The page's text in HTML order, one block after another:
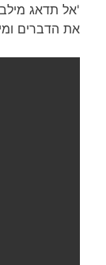
'אל תדאג
את הדברים